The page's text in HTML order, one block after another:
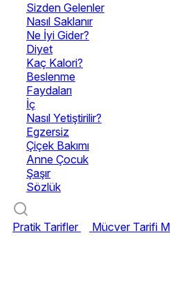
Sizden Gelenler
Nasıl Saklanır
Ne İyi Gider?
Diyet
Kaç Kalori?
Beslenme
Faydaları
İç
Nasıl Yetiştirilir?
Egzersiz
Çiçek Bakımı
Anne Çocuk
Şaşır
Sözlük
Pratik Tarifler Mücver Tarifi